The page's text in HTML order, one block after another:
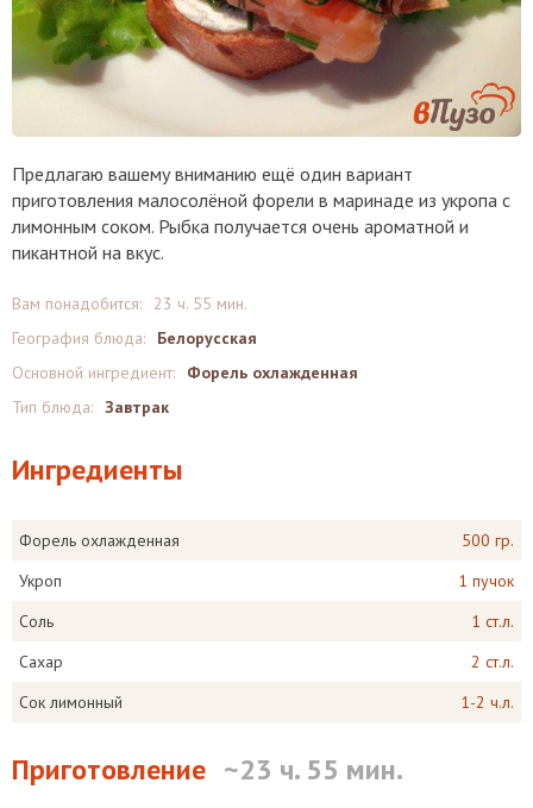
Предлагаю вашему вниманию ещё один вариант
приготовления малосолёной форели в маринаде из укропа с
лимонным соком. Рыбка получается очень ароматной и
пикантной на вкус.
Вам понадобится:
23 ч. 55 мин.
География блюда:
Белорусская
Основной ингредиент:
Форель охлажденная
Тип блюда: Завтрак
Ингредиенты
Форель охлажденная
500 гр.
Укроп
1 пучок
Соль
1 ст.л.
Сахар
2 ст.л.
Сок лимонный
1-2 ч.л.
Приготовление ~23 ч. 55 мин.